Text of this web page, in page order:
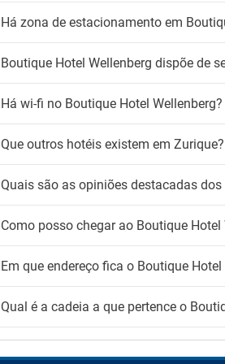
Há zona de estacionamento em
Boutique Hotel Wellenberg dispõe de
Há wi-fi no Boutique Hotel Wellenberg?
Que outros hotéis existem em Zurique?
Quais são as opiniões destacadas
Como posso chegar ao Boutique Hotel
Em que endereço fica o Boutique Hotel
Qual é a cadeia a que pertence o